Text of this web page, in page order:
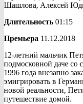
Шашлова, Алексей
Длительность 01:15
Премьера 11.12.2018
12-летний мальчик
подмосковной даче со
1996 года внезапно
эмигрировать в
новой реальности,
путешествие домой.